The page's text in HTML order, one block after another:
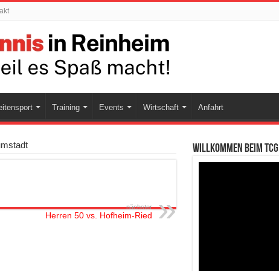
Training Events Wirtschaft Anfahrt
nächster
Herren 50 vs. Hofheim-Ried
Willkommen beim TCG